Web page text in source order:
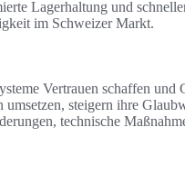
Lagerhaltung und
im Schweizer Markt.
Vertrauen schaffen und
steigern ihre
technische